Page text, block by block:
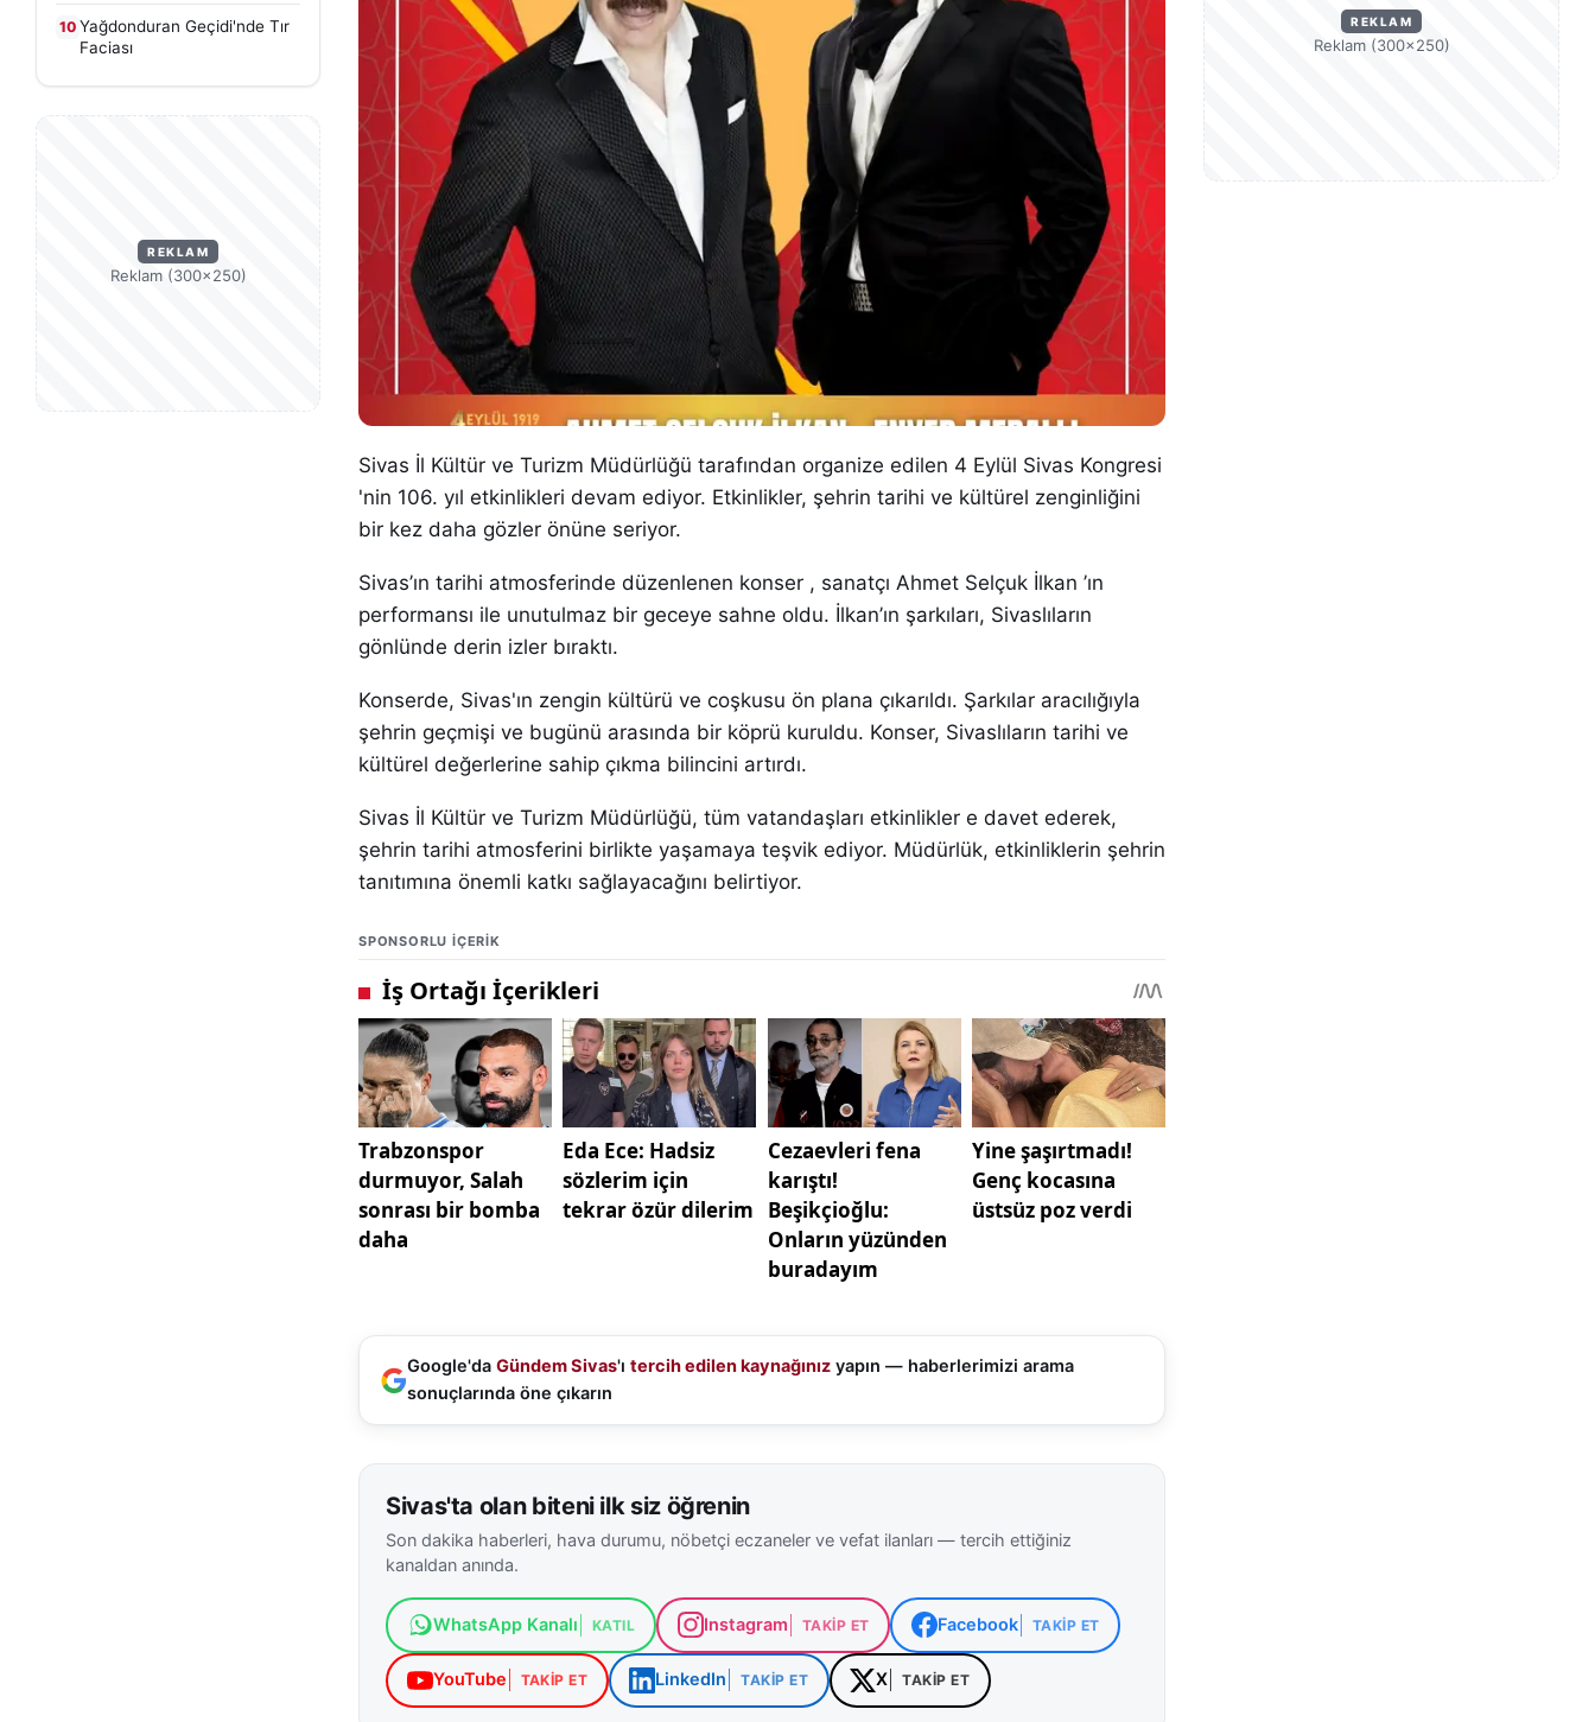
10 Yağdonduran Geçidi'nde Tır
Faciası
REKLAM
Reklam (300×250)
Sivas İl Kültür ve Turizm Müdürlüğü tarafından organize edilen 4 Eylül Sivas Kongresi
'nin 106. yıl etkinlikleri devam ediyor. Etkinlikler, şehrin tarihi ve kültürel zenginliğini
bir kez daha gözler önüne seriyor.
Sivas’ın tarihi atmosferinde düzenlenen konser , sanatçı Ahmet Selçuk İlkan ’ın
performansı ile unutulmaz bir geceye sahne oldu. İlkan’ın şarkıları, Sivaslıların
gönlünde derin izler bıraktı.
Konserde, Sivas'ın zengin kültürü ve coşkusu ön plana çıkarıldı. Şarkılar aracılığıyla
şehrin geçmişi ve bugünü arasında bir köprü kuruldu. Konser, Sivaslıların tarihi ve
kültürel değerlerine sahip çıkma bilincini artırdı.
Sivas İl Kültür ve Turizm Müdürlüğü, tüm vatandaşları etkinlikler e davet ederek,
şehrin tarihi atmosferini birlikte yaşamaya teşvik ediyor. Müdürlük, etkinliklerin şehrin
tanıtımına önemli katkı sağlayacağını belirtiyor.
SPONSORLU IÇERIK
Google'da Gündem Sivas'ı tercih edilen kaynağınız yapın — haberlerimizi arama
sonuçlarında öne çıkarın
Sivas'ta olan biteni ilk siz öğrenin
Son dakika haberleri, hava durumu, nöbetçi eczaneler ve vefat ilanları — tercih ettiğiniz
kanaldan anında.
WhatsApp Kanalı KATIL Instagram TAKIP ET Facebook TAKIP ET
YouTube TAKIP ET LinkedIn TAKIP ET X TAKIP ET
REKLAM
Reklam (300×250)